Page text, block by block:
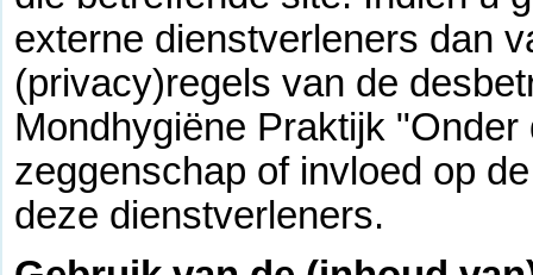
externe dienstverleners dan
(privacy)regels van de
Mondhygiëne Praktijk
zeggenschap of invloed op
deze dienstverleners.